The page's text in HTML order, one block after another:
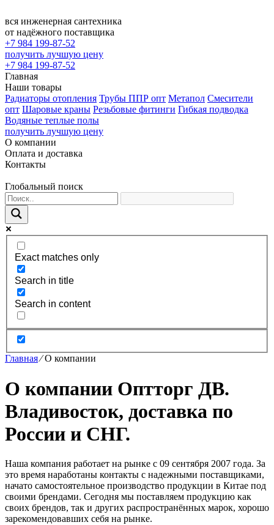
вся инженерная сантехника
от надёжного поставщика
+7 984 199-87-52
получить лучшую цену
+7 984 199-87-52
Главная
Наши товары
Радиаторы отопления Трубы ППР опт Метапол Смесители
опт Шаровые краны Резьбовые фитинги Гибкая подводка
Водяные теплые полы
получить лучшую цену
О компании
Оплата и доставка
Контакты
Глобальный поиск
Exact matches only
Search in title
Search in content
Главная⁄О компании
О компании Оптторг ДВ.
Владивосток, доставка по
России и СНГ.
Наша компания работает на рынке с 09 сентября 2007 года. За
это время наработаны контакты с надежными поставщиками,
начато самостоятельное производство продукции в Китае под
своими брендами. Сегодня мы поставляем продукцию как
своих брендов, так и других распространённых марок, хорошо
зарекомендовавших себя на рынке.